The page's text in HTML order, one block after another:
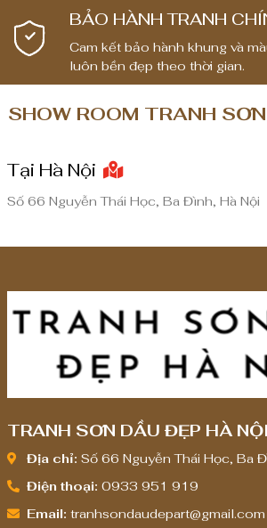
0
,
0
0
0
0
₫
BẢO HÀNH TRANH
Cam kết bảo hành khung và
luôn bền đẹp theo thời gian.
SHOW ROOM TRANH
Tại Hà Nội
Số 66 Nguyễn Thái Học, Ba Đình, Hà Nội
TRANH SƠN DẦU ĐẸP HÀ NỘI
Địa chỉ: Số 66 Nguyễn Thái Học, Ba
Điện thoại: 0933 951 919
Email: tranhsondaudepart@gmail.com